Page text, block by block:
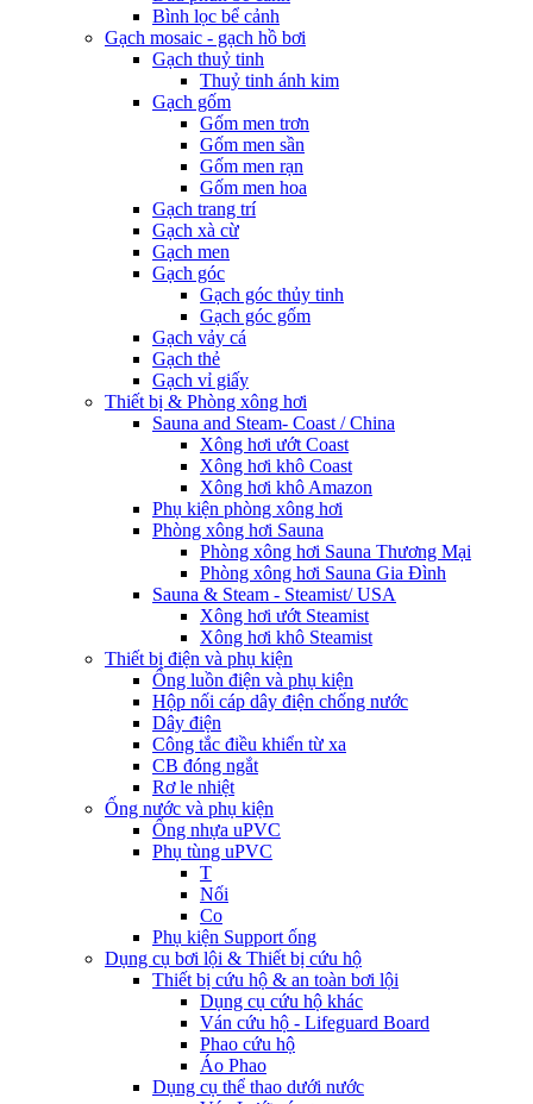
Bình lọc bể cảnh
Gạch mosaic - gạch hồ bơi
Gạch thuỷ tinh
Thuỷ tinh ánh kim
Gạch gốm
Gốm men trơn
Gốm men sần
Gốm men rạn
Gốm men hoa
Gạch trang trí
Gạch xà cừ
Gạch men
Gạch góc
Gạch góc thủy tinh
Gạch góc gốm
Gạch vảy cá
Gạch thẻ
Gạch vỉ giấy
Thiết bị & Phòng xông hơi
Sauna and Steam- Coast / China
Xông hơi ướt Coast
Xông hơi khô Coast
Xông hơi khô Amazon
Phụ kiện phòng xông hơi
Phòng xông hơi Sauna
Phòng xông hơi Sauna Thương Mại
Phòng xông hơi Sauna Gia Đình
Sauna & Steam - Steamist/ USA
Xông hơi ướt Steamist
Xông hơi khô Steamist
Thiết bị điện và phụ kiện
Ống luồn điện và phụ kiện
Hộp nối cáp dây điện chống nước
Dây điện
Công tắc điều khiển từ xa
CB đóng ngắt
Rơ le nhiệt
Ống nước và phụ kiện
Ống nhựa uPVC
Phụ tùng uPVC
T
Nối
Co
Phụ kiện Support ống
Dụng cụ bơi lội & Thiết bị cứu hộ
Thiết bị cứu hộ & an toàn bơi lội
Dụng cụ cứu hộ khác
Ván cứu hộ - Lifeguard Board
Phao cứu hộ
Áo Phao
Dụng cụ thể thao dưới nước